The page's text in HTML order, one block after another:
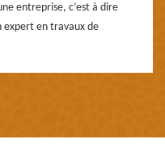
entreprise, c’est à dire
expert en travaux de